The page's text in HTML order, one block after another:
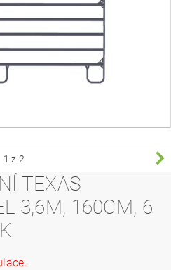
1 z 2
TEXAS
3,6M, 160CM, 6